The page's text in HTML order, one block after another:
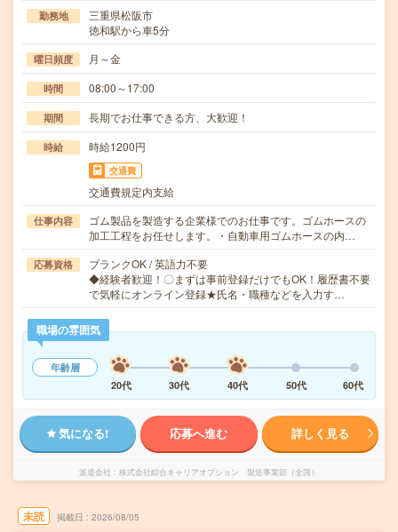
勤務地
三重県松阪市
徳和駅から車5分
曜日頻度 月～金
時間 08:00～17:00
期間 長期でお仕事できる方、大歓迎！
時給 時給1200円
交通費
交通費規定内支給
仕事内容
ゴム製品を製造する企業様でのお仕事です。ゴムホースの
加工工程をお任せします。・自動車用ゴムホースの内…
応募資格
ブランクOK / 英語力不要
◆経験者歓迎！〇まずは事前登録だけでもOK！履歴書不要
で気軽にオンライン登録★氏名・職種などを入力す…
職場の雰囲気
年齢層
20代
30代 40代 50代 60代
気になる! 応募へ進む 詳しく見る
派遣会社 株式会社綜合キャリアオプション 製造事業部（全国）
未読 掲載日 2026/08/05